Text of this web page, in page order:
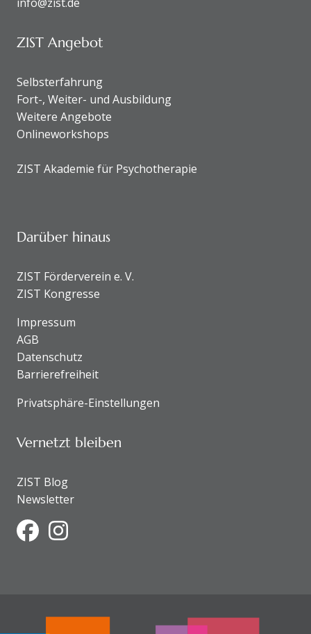
ZIST Angebot
Selbsterfahrung
Fort-, Weiter- und Ausbildung
Weitere Angebote
Onlineworkshops
ZIST Akademie für Psychotherapie
Darüber hinaus
ZIST Förderverein e. V.
ZIST Kongresse
Impressum
AGB
Datenschutz
Barrierefreiheit
Privatsphäre-Einstellungen
Vernetzt bleiben
ZIST Blog
Newsletter
FacebookInstagram